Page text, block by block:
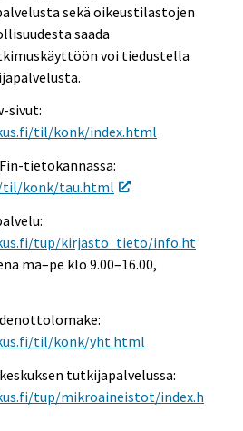
sekä oikeustilastojen
saada
voi tiedustella
sivut:
til/konk/index.html
tietokannassa:
konk/tau.html
tup/kirjasto_tieto/info.ht
ma–pe klo 9.00–16.00,
til/konk/yht.html
tutkijapalvelussa:
tup/mikroaineistot/index.h